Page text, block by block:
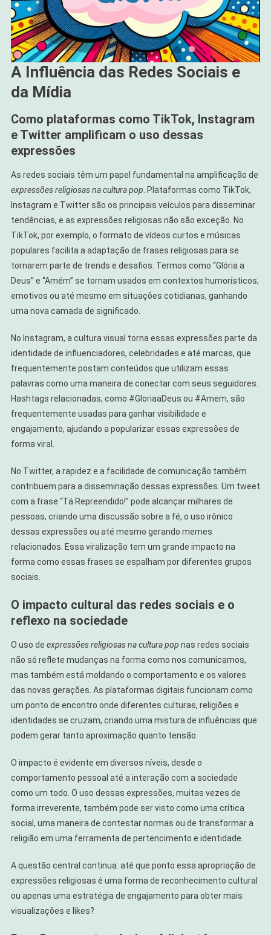
A Influência das Redes Sociais e
da Mídia
Como plataformas como TikTok, Instagram
e Twitter amplificam o uso dessas
expressões
As redes sociais têm um papel fundamental na amplificação de
expressões religiosas na cultura pop . Plataformas como TikTok,
Instagram e Twitter são os principais veículos para disseminar
tendências, e as expressões religiosas não são exceção. No
TikTok, por exemplo, o formato de vídeos curtos e músicas
populares facilita a adaptação de frases religiosas para se
tornarem parte de trends e desafios. Termos como “Glória a
Deus” e “Amém” se tornam usados em contextos humorísticos,
emotivos ou até mesmo em situações cotidianas, ganhando
uma nova camada de significado.
No Instagram, a cultura visual torna essas expressões parte da
identidade de influenciadores, celebridades e até marcas, que
frequentemente postam conteúdos que utilizam essas
palavras como uma maneira de conectar com seus seguidores.
Hashtags relacionadas, como #GloriaaDeus ou #Amem, são
frequentemente usadas para ganhar visibilidade e
engajamento, ajudando a popularizar essas expressões de
forma viral.
No Twitter, a rapidez e a facilidade de comunicação também
contribuem para a disseminação dessas expressões. Um tweet
com a frase “Tá Repreendido!” pode alcançar milhares de
pessoas, criando uma discussão sobre a fé, o uso irônico
dessas expressões ou até mesmo gerando memes
relacionados. Essa viralização tem um grande impacto na
forma como essas frases se espalham por diferentes grupos
sociais.
O impacto cultural das redes sociais e o
reflexo na sociedade
O uso de expressões religiosas na cultura pop nas redes sociais
não só reflete mudanças na forma como nos comunicamos,
mas também está moldando o comportamento e os valores
das novas gerações. As plataformas digitais funcionam como
um ponto de encontro onde diferentes culturas, religiões e
identidades se cruzam, criando uma mistura de influências que
podem gerar tanto aproximação quanto tensão.
O impacto é evidente em diversos níveis, desde o
comportamento pessoal até a interação com a sociedade
como um todo. O uso dessas expressões, muitas vezes de
forma irreverente, também pode ser visto como uma crítica
social, uma maneira de contestar normas ou de transformar a
religião em uma ferramenta de pertencimento e identidade.
A questão central continua: até que ponto essa apropriação de
expressões religiosas é uma forma de reconhecimento cultural
ou apenas uma estratégia de engajamento para obter mais
visualizações e likes?